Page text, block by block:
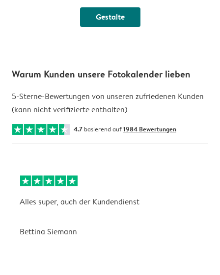
Gestalte
Warum Kunden unsere Fotokalender lieben
5-Sterne-Bewertungen von unseren zufriedenen Kunden
(kann nicht verifizierte enthalten)
4.7 basierend auf1984 Bewertungen
Alles super, auch der Kundendienst
Bettina Siemann